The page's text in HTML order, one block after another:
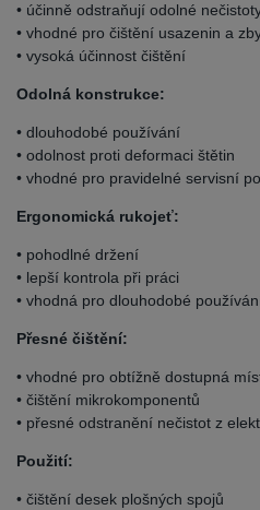
• účinně odstraňují odolné
• vhodné pro čištění usazenin a
• vysoká účinnost čištění
Odolná konstrukce:
• dlouhodobé používání
• odolnost proti deformaci štětin
• vhodné pro pravidelné servisní
Ergonomická rukojeť:
• pohodlné držení
• lepší kontrola při práci
• vhodná pro dlouhodobé
Přesné čištění:
• vhodné pro obtížně dostupná
• čištění mikrokomponentů
• přesné odstranění nečistot z
Použití:
• čištění desek plošných spojů